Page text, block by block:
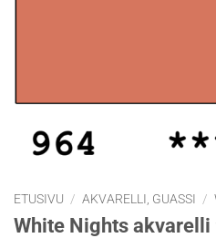
ETUSIVU / AKVARELLI, GUASSI /
White Nights